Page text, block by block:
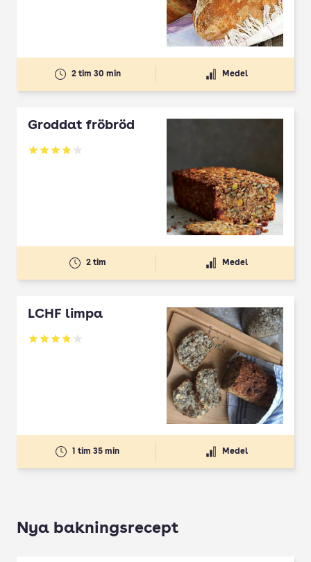
2 tim 30 min Medel
Groddat fröbröd
Betyg: 3.9 av 5
2 tim Medel
LCHF limpa
Betyg: 3.89 av 5
1 tim 35 min Medel
Nya bakningsrecept